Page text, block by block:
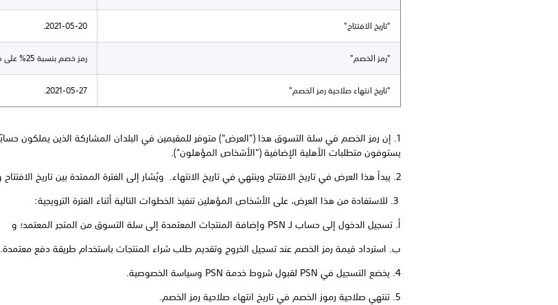
"تاريخ الافتتاح" 2021-05-20.
"رمز الخصم" رمز خصم بنسبة 25% على شراء المنتجات المعتمدة في متجر معتمد.
"تاريخ انتهاء صلاحية رمز الخصم" 2021-05-27.
يستوفون متطلبات الأهلية الإضافية ("الأشخاص المؤهلون").
2. يبدأ هذا العرض في تاريخ الافتتاح وينتهي في تاريخ الانتهاء. ويُشار إلى الفترة الممتدة بين تاريخ الافتتاح وتاريخ الانتهاء ضمنًا بعبارة "الفترة الترويجية".
3. للاستفادة من هذا العرض، على الأشخاص المؤهلين تنفيذ الخطوات التالية أثناء الفترة الترويجية:
أ. تسجيل الدخول إلى حساب لـ PSN وإضافة المنتجات المعتمدة إلى سلة التسوق من المتجر المعتمد؛ و
ب. استرداد قيمة رمز الخصم عند تسجيل الخروج وتقديم طلب شراء المنتجات باستخدام طريقة دفع معتمدة.
4. يخضع التسجيل في PSN لقبول شروط خدمة PSN وسياسة الخصوصية.
5. تنتهي صلاحية رموز الخصم في تاريخ انتهاء صلاحية رمز الخصم.